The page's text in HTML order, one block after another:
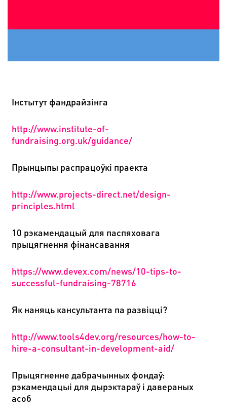
Інстытут фандрайзінга
http://www.institute-of-
fundraising.org.uk/guidance/
Прынцыпы распрацоўкі праекта
http://www.projects-direct.net/design-
principles.html
10 рэкамендацый для паспяховага
прыцягнення фінансавання
https://www.devex.com/news/10-tips-to-
successful-fundraising-78716
Як наняць кансультанта па развіцці?
http://www.tools4dev.org/resources/how-to-
hire-a-consultant-in-development-aid/
Прыцягненне дабрачынных фондаў:
рэкамендацыі для дырэктараў і давераных
асоб